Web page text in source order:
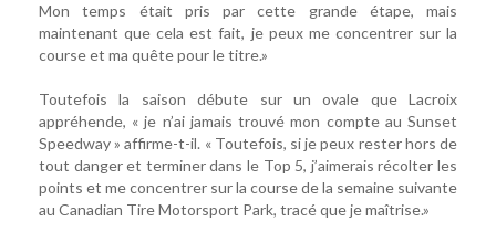
Mon temps était pris par cette grande étape, mais
maintenant que cela est fait, je peux me concentrer sur la
course et ma quête pour le titre.»
Toutefois la saison débute sur un ovale que Lacroix
appréhende, « je n’ai jamais trouvé mon compte au Sunset
Speedway » affirme-t-il. « Toutefois, si je peux rester hors de
tout danger et terminer dans le Top 5, j’aimerais récolter les
points et me concentrer sur la course de la semaine suivante
au Canadian Tire Motorsport Park, tracé que je maîtrise.»